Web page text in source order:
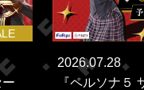
2026.07.28
『ペルソナ５